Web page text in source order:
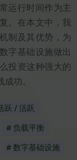
运行时间作为主
。在本文中，我
制及其优势，为
字基础设施做出
投资这种强大的
功。
跃 / 活跃
# 负载平衡
# 数字基础设施